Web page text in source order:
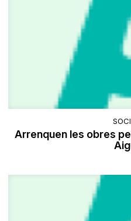
Arrenquen les obres